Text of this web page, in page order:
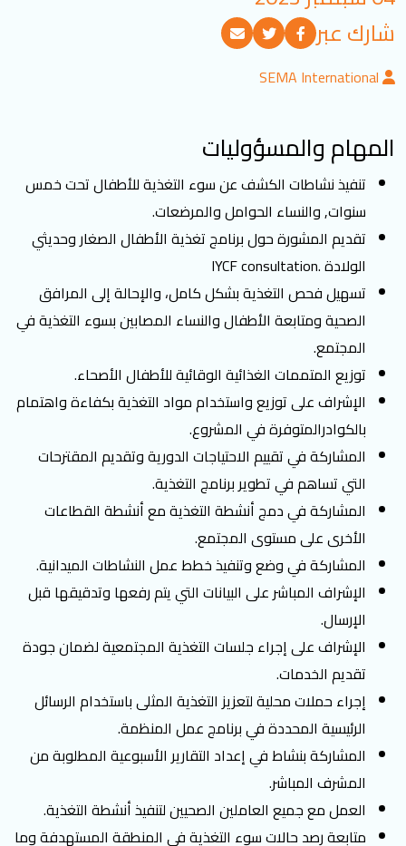
تسجيل الدخول
العربية
تابعنا
شارك عبر
SEMA International
المهام والمسؤوليات
تنفيذ نشاطات الكشف عن سوء التغذية للأطفال تحت خمس
سنوات, والنساء الحوامل والمرضعات.
تقديم المشورة حول برنامج تغذية الأطفال الصغار وحديثي
الولادة .IYCF consultation
تسهيل فحص التغذية بشكل كامل، والإحالة إلى المرافق
الصحية ومتابعة الأطفال والنساء المصابين بسوء التغذية في
المجتمع.
توزيع المتممات الغذائية الوقائية للأطفال الأصحاء.
الإشراف على توزيع واستخدام مواد التغذية بكفاءة واهتمام
بالكوادرالمتوفرة في المشروع.
المشاركة في تقييم الاحتياجات الدورية وتقديم المقترحات
التي تساهم في تطوير برنامج التغذية.
المشاركة في دمج أنشطة التغذية مع أنشطة القطاعات
الأخرى على مستوى المجتمع.
المشاركة في وضع وتنفيذ خطط عمل النشاطات الميدانية.
الإشراف المباشر على البيانات التي يتم رفعها وتدقيقها قبل
الإرسال.
الإشراف على إجراء جلسات التغذية المجتمعية لضمان جودة
تقديم الخدمات.
إجراء حملات محلية لتعزيز التغذية المثلى باستخدام الرسائل
الرئيسية المحددة في برنامج عمل المنظمة.
المشاركة بنشاط في إعداد التقارير الأسبوعية المطلوبة من
المشرف المباشر.
العمل مع جميع العاملين الصحيين لتنفيذ أنشطة التغذية.
متابعة رصد حالات سوء التغذية في المنطقة المستهدفة وما